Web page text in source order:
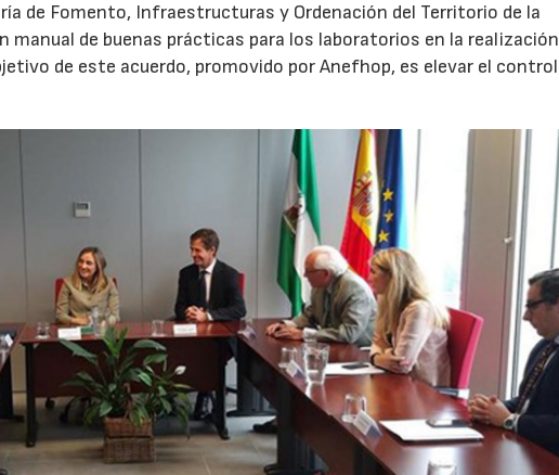
de Fomento, Infraestructuras y Ordenación del Territorio de la
manual de buenas prácticas para los laboratorios en la realización
de este acuerdo, promovido por Anefhop, es elevar el control